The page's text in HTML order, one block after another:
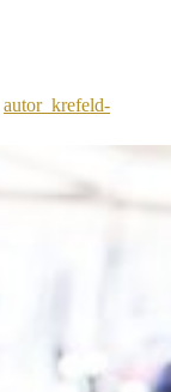
autor_krefeld-